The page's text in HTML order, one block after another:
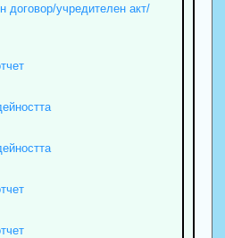
договор/учредителен акт/